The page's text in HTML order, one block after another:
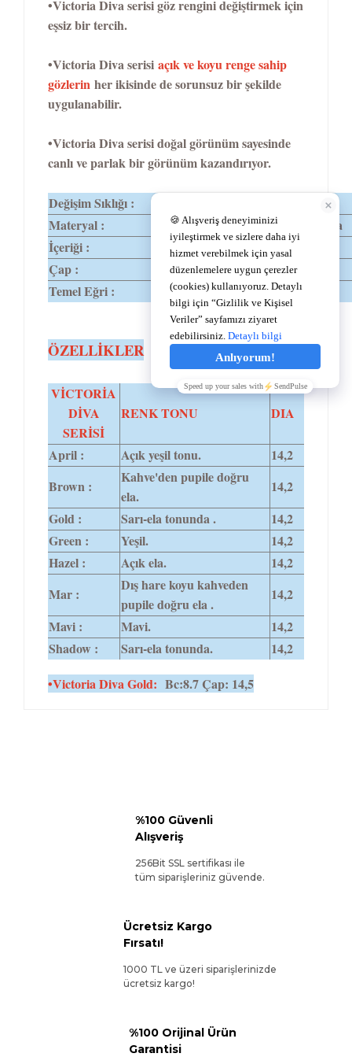
•Victoria Diva serisi göz rengini değiştirmek için
eşsiz bir tercih.
•Victoria Diva serisi açık ve koyu renge sahip
gözlerin her ikisinde de sorunsuz bir şekilde
uygulanabilir.
•Victoria Diva serisi doğal görünüm sayesinde
canlı ve parlak bir görünüm kazandırıyor.
Değişim Sıklığı :
Materyal :
%62Polyhema
İçeriği :
%38 Su
Çap :
14,2
Temel Eğri :
8,6
TEMEL
ÖZELLİKLER
VİCTORİA
DİVA
SERİSİ
RENK TONU DIA
April : Açık yeşil tonu.
14,2
Brown :
Kahve'den pupile doğru
ela.
14,2
Gold :
Sarı-ela tonunda .
14,2
Green :
Yeşil.
14,2
Hazel :
Açık ela.
14,2
Mar :
Dış hare koyu kahveden
pupile doğru ela .
14,2
Mavi :
Mavi.
14,2
Shadow :
Sarı-ela tonunda.
14,2
•Victoria Diva Gold: Bc:8.7 Çap: 14,5
%100 Güvenli
Alışveriş
256Bit SSL sertifikası ile
tüm siparişleriniz güvende.
Ücretsiz Kargo
Fırsatı!
1000 TL ve üzeri siparişlerinizde
ücretsiz kargo!
%100 Orijinal Ürün
Garantisi